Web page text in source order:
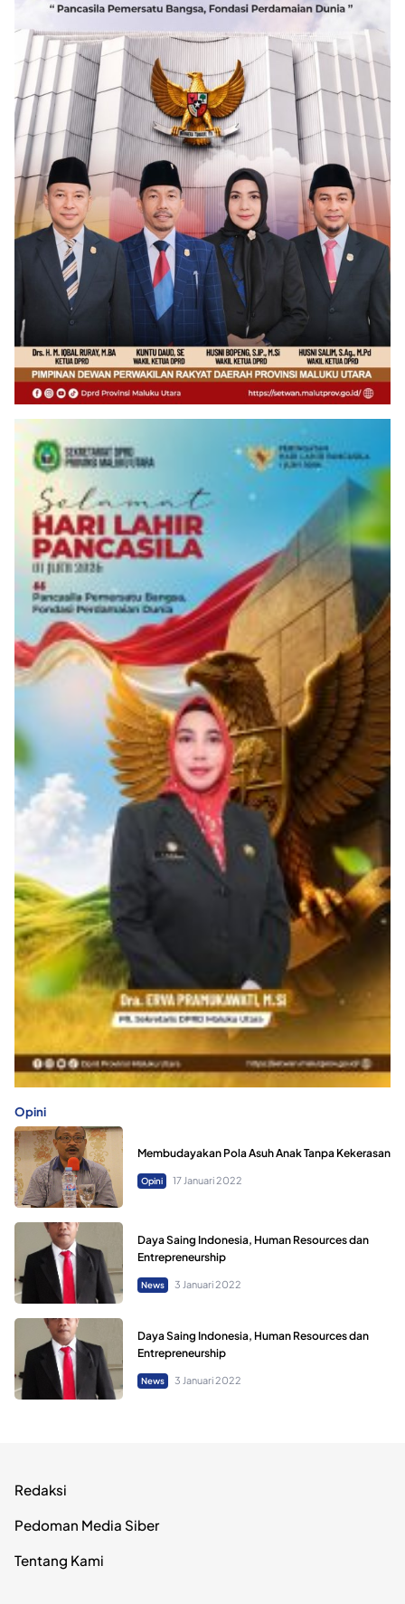
Opini
Membudayakan Pola Asuh Anak Tanpa Kekerasan
Opini 17 Januari 2022
Daya Saing Indonesia, Human Resources dan
Entrepreneurship
News 3 Januari 2022
Daya Saing Indonesia, Human Resources dan
Entrepreneurship
News 3 Januari 2022
Redaksi
Pedoman Media Siber
Tentang Kami